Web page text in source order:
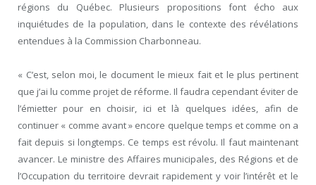
régions du Québec. Plusieurs propositions font écho aux
inquiétudes de la population, dans le contexte des révélations
entendues à la Commission Charbonneau.
« C’est, selon moi, le document le mieux fait et le plus pertinent
que j’ai lu comme projet de réforme. Il faudra cependant éviter de
l’émietter pour en choisir, ici et là quelques idées, afin de
continuer « comme avant » encore quelque temps et comme on a
fait depuis si longtemps. Ce temps est révolu. Il faut maintenant
avancer. Le ministre des Affaires municipales, des Régions et de
l’Occupation du territoire devrait rapidement y voir l’intérêt et le